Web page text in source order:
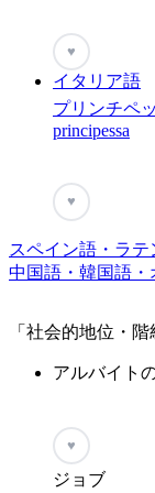
♥
イタリア語
プリンチペ
principessa
♥
スペイン語・ラ
中国語・韓国語・
「社会的地位・
アルバイト
♥
ジョブ